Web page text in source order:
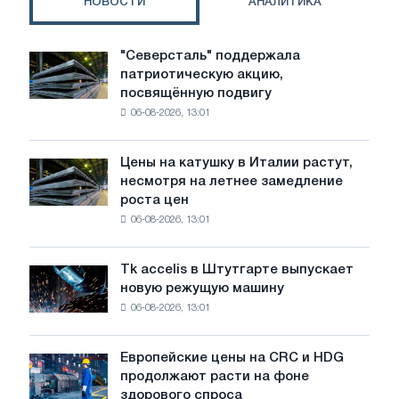
"Северсталь"
поддержала
патриотическую
советской
авиации
в
Великой
Отечественной
войны
"Северсталь" поддержала
патриотическую акцию,
посвящённую подвигу
06-08-2026, 13:01
Цены
на
катушку
несмотря
на
летнее
замедление
роста
цен
Цены на катушку в Италии растут,
несмотря на летнее замедление
роста цен
06-08-2026, 13:01
Tk
accelis
в
новую
режущую
Tk accelis в Штутгарте выпускает
новую режущую машину
06-08-2026, 13:01
Европейские
цены
Европейские цены на CRC и HDG
продолжают расти на фоне
здорового спроса